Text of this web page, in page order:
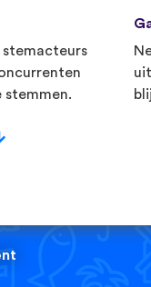
stemacteurs
stemmen.